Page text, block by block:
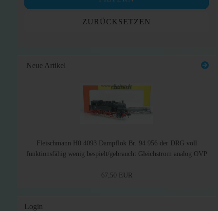
ZURÜCKSETZEN
Neue Artikel
Fleischmann H0 4093 Dampflok Br. 94 956 der DRG voll
funktionsfähig wenig bespielt/gebraucht Gleichstrom analog OVP
67,50 EUR
Login